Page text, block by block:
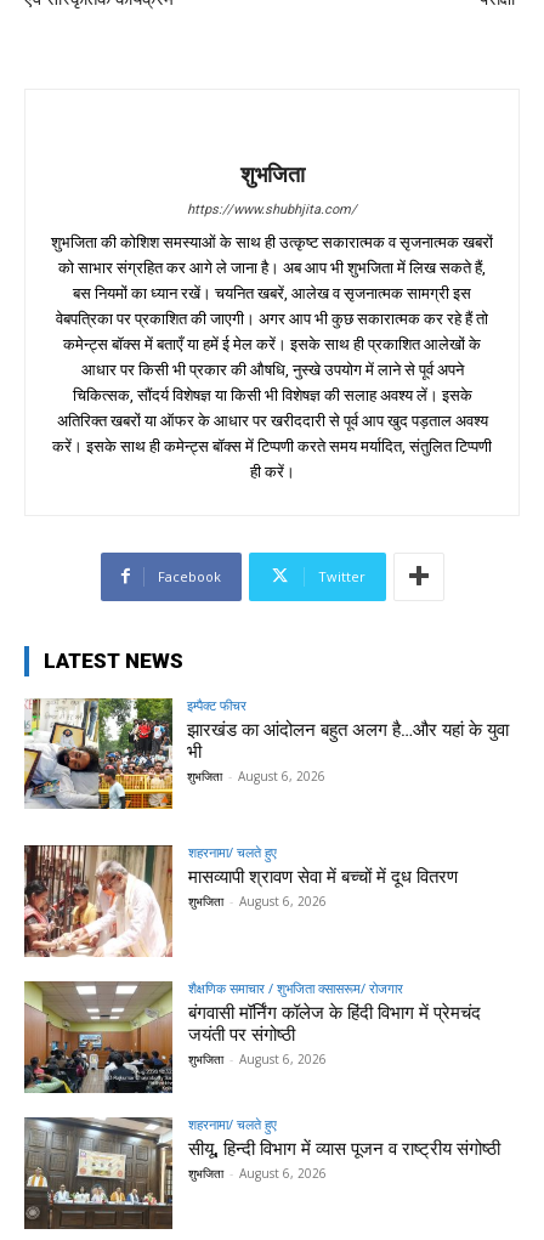
शुभजिता
https://www.shubhjita.com/
शुभजिता की कोशिश समस्याओं के साथ ही उत्कृष्ट सकारात्मक व सृजनात्मक खबरों
को साभार संग्रहित कर आगे ले जाना है। अब आप भी शुभजिता में लिख सकते हैं,
बस नियमों का ध्यान रखें। चयनित खबरें, आलेख व सृजनात्मक सामग्री इस
वेबपत्रिका पर प्रकाशित की जाएगी। अगर आप भी कुछ सकारात्मक कर रहे हैं तो
कमेन्ट्स बॉक्स में बताएँ या हमें ई मेल करें। इसके साथ ही प्रकाशित आलेखों के
आधार पर किसी भी प्रकार की औषधि, नुस्खे उपयोग में लाने से पूर्व अपने
चिकित्सक, सौंदर्य विशेषज्ञ या किसी भी विशेषज्ञ की सलाह अवश्य लें। इसके
अतिरिक्त खबरों या ऑफर के आधार पर खरीददारी से पूर्व आप खुद पड़ताल अवश्य
करें। इसके साथ ही कमेन्ट्स बॉक्स में टिप्पणी करते समय मर्यादित, संतुलित टिप्पणी
ही करें।
Facebook Twitter
LATEST NEWS
इम्पैक्ट फीचर
झारखंड का आंदोलन बहुत अलग है…और यहां के युवा
भी
शुभजिता - August 6, 2026
शहरनामा/ चलते हुए
मासव्यापी श्रावण सेवा में बच्चों में दूध वितरण
शुभजिता - August 6, 2026
शैक्षणिक समाचार / शुभजिता क्सासरूम/ रोजगार
बंगवासी मॉर्निंग कॉलेज के हिंदी विभाग में प्रेमचंद
जयंती पर संगोष्ठी
शुभजिता - August 6, 2026
शहरनामा/ चलते हुए
सीयू, हिन्दी विभाग में व्यास पूजन व राष्ट्रीय संगोष्ठी
शुभजिता - August 6, 2026